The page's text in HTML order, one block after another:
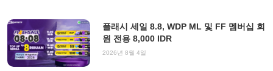
플래시 세일 8.8, WDP ML 및 FF 멤버십 회
원 전용 8,000 IDR
2026년 8월 4일